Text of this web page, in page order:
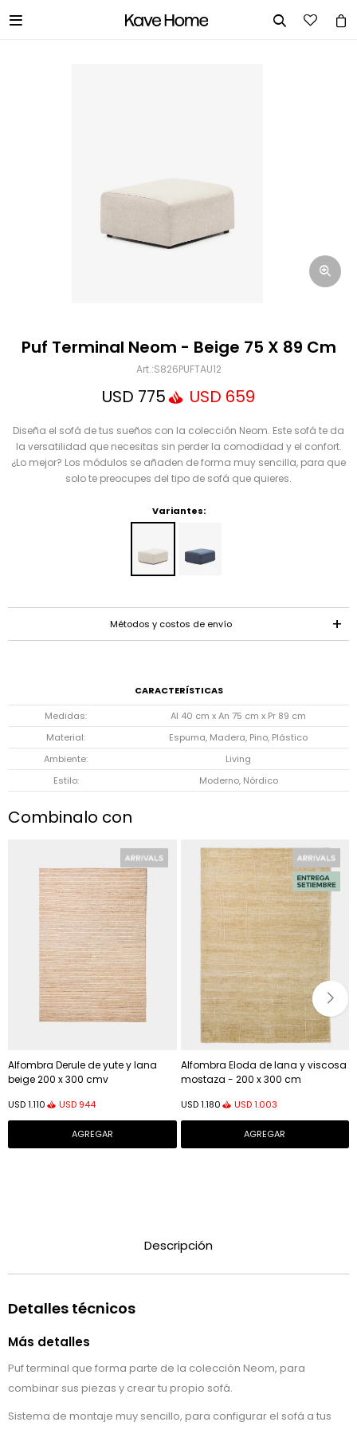
 
Puf Terminal Neom - Beige 75 X 89 Cm
S826PUFTAU12
USD 775 USD 659
Diseña el sofá de tus sueños con la colección Neom. Este sofá te da
la versatilidad que necesitas sin perder la comodidad y el confort.
¿Lo mejor? Los módulos se añaden de forma muy sencilla, para que
solo te preocupes del tipo de sofá que quieres.
Variantes:
Métodos y costos de envío
CARACTERÍSTICAS
Medidas
Al 40 cm x An 75 cm x Pr 89 cm
Material
Espuma, Madera, Pino, Plástico
Ambiente
Living
Estilo
Moderno, Nórdico
Combinalo con
Alfombra Derule de yute y lana
beige 200 x 300 cmv
USD1.110 USD 944
Alfombra Eloda de lana y viscosa
mostaza - 200 x 300 cm
USD 1.180 USD 1.003
Descripción
Detalles técnicos
Más detalles
Puf terminal que forma parte de la colección Neom, para
combinar sus piezas y crear tu propio sofá.
Sistema de montaje muy sencillo, para configurar el sofá a tus